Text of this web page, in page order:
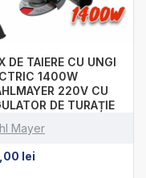
Mayer
DE TAIERE CU UNGI
1400W
220V CU
DE TURAȚIE
lei